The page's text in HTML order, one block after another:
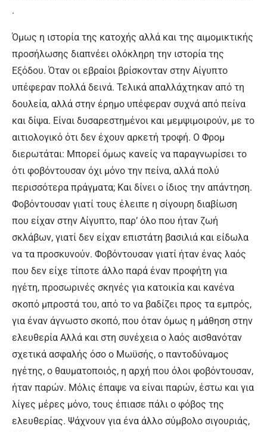
.
Όμως η ιστορία της κατοχής αλλά και της αιμομικτικής
προσήλωσης διαπνέει ολόκληρη την ιστορία της
Εξόδου. Όταν οι εβραίοι βρίσκονταν στην Αίγυπτο
υπέφεραν πολλά δεινά. Τελικά απαλλάχτηκαν από τη
δουλεία, αλλά στην έρημο υπέφεραν συχνά από πείνα
και δίψα. Είναι δυσαρεστημένοι και μεμψιμοιρούν, με το
αιτιολογικό ότι δεν έχουν αρκετή τροφή. Ο Φρομ
διερωτάται: Μπορεί όμως κανείς να παραγνωρίσει το
ότι φοβόντουσαν όχι μόνο την πείνα, αλλά πολύ
περισσότερα πράγματα; Και δίνει ο ίδιος την απάντηση.
Φοβόντουσαν γιατί τους έλειπε η σίγουρη διαβίωση
που είχαν στην Αίγυπτο, παρ’ όλο που ήταν ζωή
σκλάβων, γιατί δεν είχαν επιστάτη βασιλιά και είδωλα
να τα προσκυνούν. Φοβόντουσαν γιατί ήταν ένας λαός
που δεν είχε τίποτε άλλο παρά έναν προφήτη για
ηγέτη, προσωρινές σκηνές για κατοικία και κανένα
σκοπό μπροστά του, από το να βαδίζει προς τα εμπρός,
για έναν άγνωστο σκοπό, που όταν όμως η μάθηση στην
ελευθερία Αλλά και στη συνέχεια ο λαός αισθανόταν
σχετικά ασφαλής όσο ο Μωϋσής, ο παντοδύναμος
ηγέτης, ο θαυματοποιός, η αρχή που όλοι φοβόντουσαν,
ήταν παρών. Μόλις έπαψε να είναι παρών, έστω και για
λίγες μέρες μόνο, τους έπιασε πάλι ο φόβος της
ελευθερίας. Ψάχνουν για ένα άλλο σύμβολο σιγουριάς,